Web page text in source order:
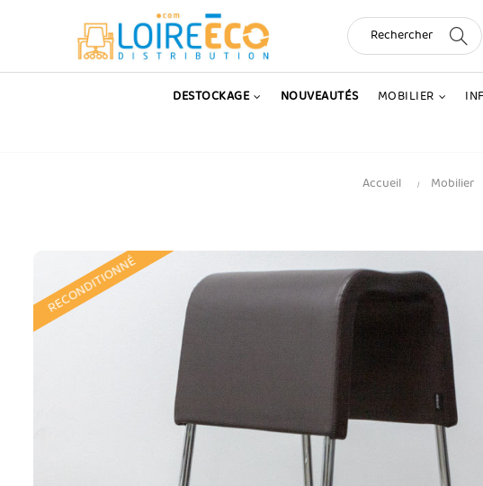
DESTOCKAGE NOUVEAUTÉS MOBILIER
Accueil Mobilier
RECONDITIONNÉ